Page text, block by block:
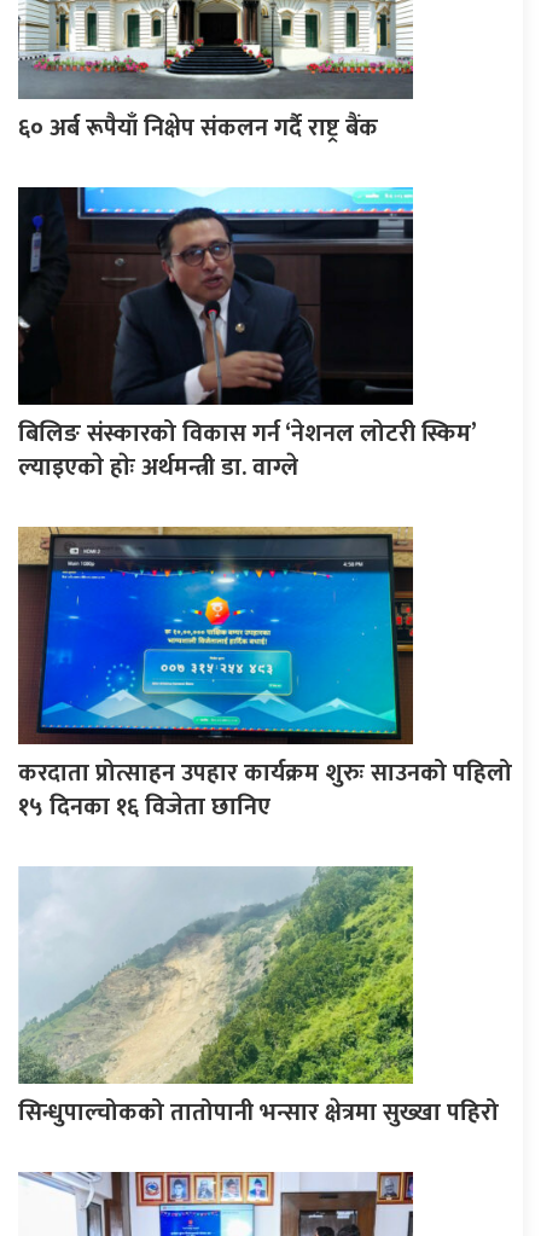
६० अर्ब रूपैयाँ निक्षेप संकलन गर्दै राष्ट्र बैंक
बिलिङ संस्कारको विकास गर्न ‘नेशनल लोटरी स्किम’
ल्याइएकाे हाेः अर्थमन्त्री डा. वाग्ले
करदाता प्रोत्साहन उपहार कार्यक्रम शुरुः साउनको पहिलो
१५ दिनका १६ विजेता छानिए
सिन्धुपाल्चोकको तातोपानी भन्सार क्षेत्रमा सुख्खा पहिरो